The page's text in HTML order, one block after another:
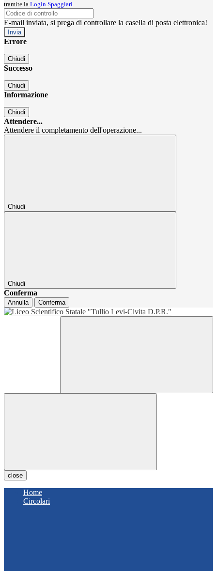
tramite la Login Spaggiari
E-mail inviata, si prega di controllare la casella di posta elettronica!
Errore
Chiudi
Successo
Chiudi
Informazione
Chiudi
Attendere...
Attendere il completamento dell'operazione...
Chiudi
Chiudi
Conferma
Annulla Conferma
close
Home
Circolari